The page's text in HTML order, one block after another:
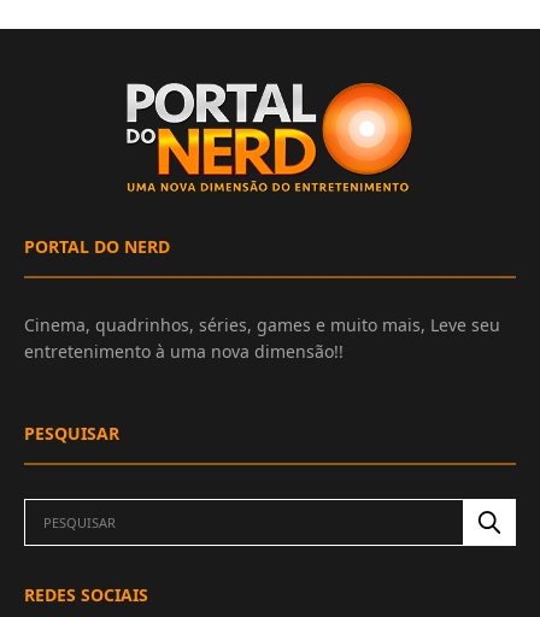
PORTAL DO NERD
Cinema, quadrinhos, séries, games e muito mais, Leve seu
entretenimento à uma nova dimensão!!
PESQUISAR
REDES SOCIAIS